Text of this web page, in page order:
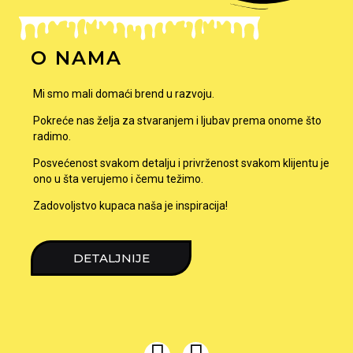
O NAMA
Mi smo mali domaći brend u razvoju.
Pokreće nas želja za stvaranjem i ljubav prema onome što
radimo.
Posvećenost svakom detalju i privrženost svakom klijentu je
ono u šta verujemo i čemu težimo.
Zadovoljstvo kupaca naša je inspiracija!
DETALJNIJE